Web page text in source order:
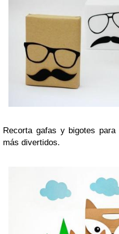
Recorta gafas y bigotes
más divertidos.